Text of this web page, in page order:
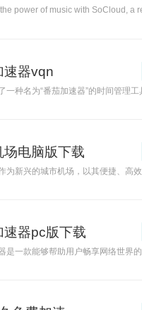
power of music with SoCloud, a
速器vqn
一种名为“番茄加速器”的时间管理
场电脑版下载
为新兴的城市机场，以其便捷、高
速器pc版下载
是一款能够帮助用户畅享网络世界